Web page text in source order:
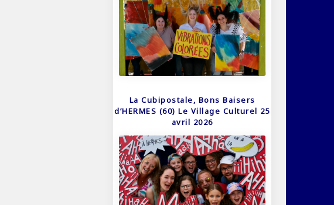
La Cubipostale, Bons Baisers
d’HERMES (60) Le Village Culturel 25
avril 2026